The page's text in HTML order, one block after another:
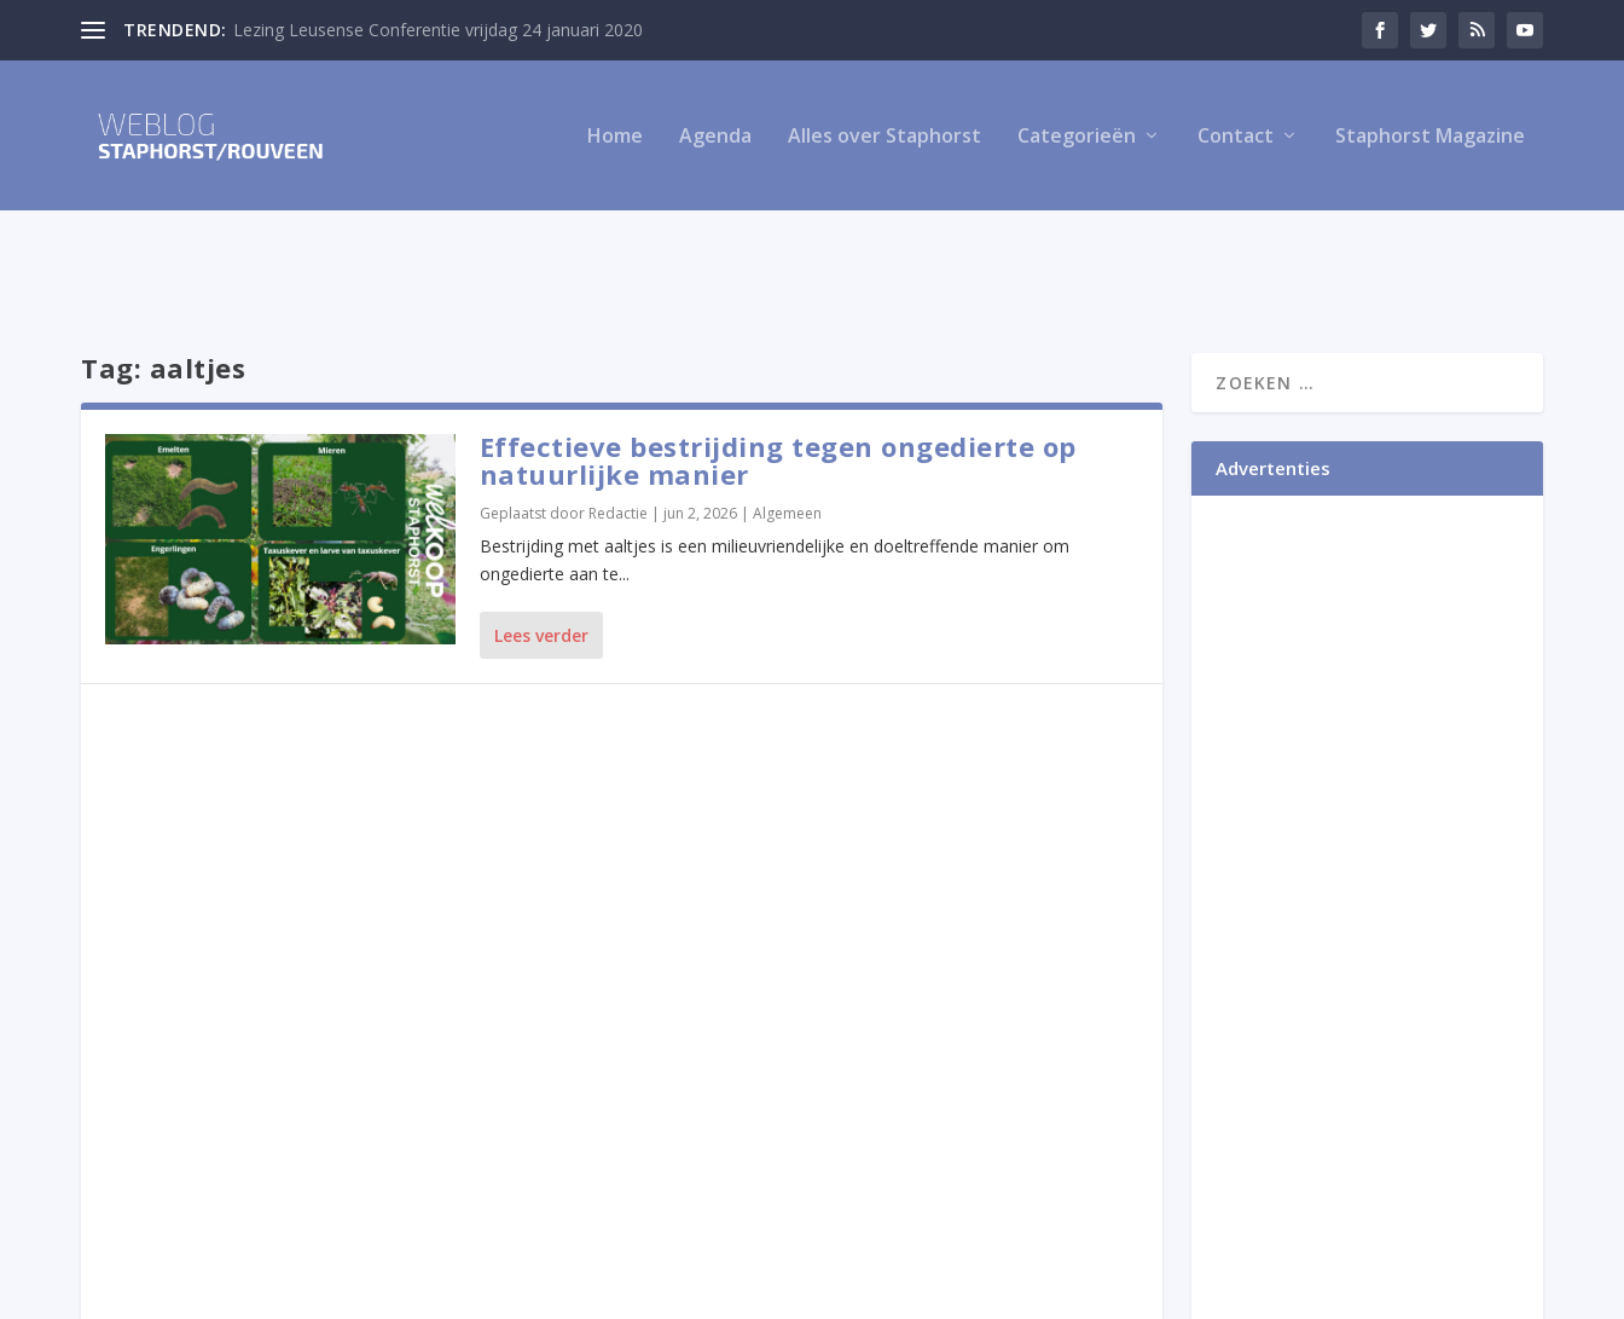
TRENDEND: Lezing Leusense Conferentie vrijdag 24 januari 2020
Home Agenda Alles over Staphorst Categorieën Contact Staphorst Magazine
Tag: aaltjes
Effectieve bestrijding tegen ongedierte op
natuurlijke manier
Geplaatst door Redactie | jun 2, 2026| Algemeen
Bestrijding met aaltjes is een milieuvriendelijke en doeltreffende manier om
ongedierte aan te...
Lees verder
Advertenties